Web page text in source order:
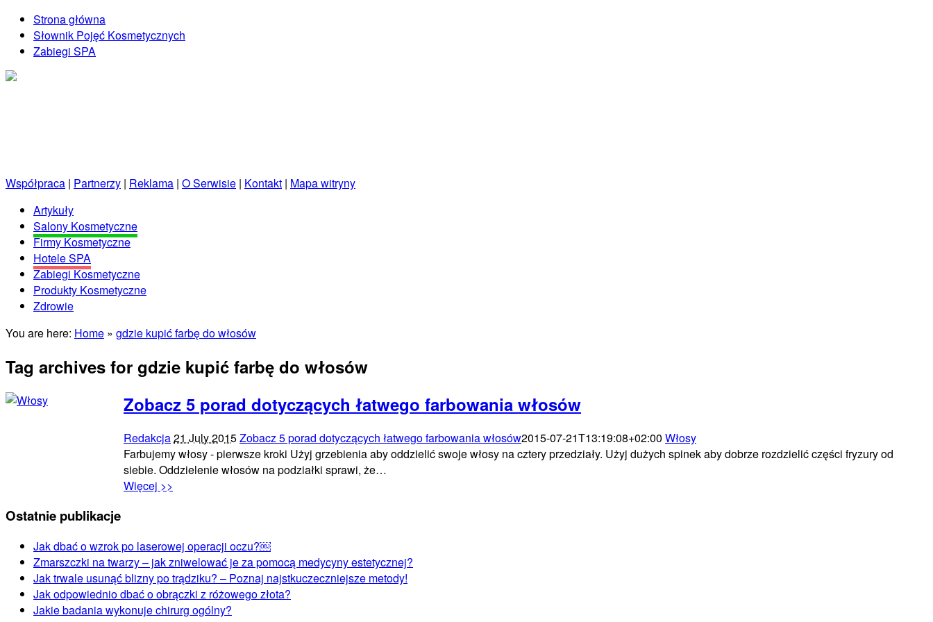
Strona główna
Słownik Pojęć Kosmetycznych
Zabiegi SPA
Współpraca | Partnerzy | Reklama | O Serwisie | Kontakt | Mapa witryny
Artykuły
Salony Kosmetyczne
Firmy Kosmetyczne
Hotele SPA
Zabiegi Kosmetyczne
Produkty Kosmetyczne
Zdrowie
You are here: Home » gdzie kupić farbę do włosów
Tag archives for gdzie kupić farbę do włosów
Zobacz 5 porad dotyczących łatwego farbowania włosów
Redakcja21 July 2015Zobacz 5 porad dotyczących łatwego farbowania włosów2015-07-21T13:19:08+02:00 Włosy
Farbujemy włosy - pierwsze kroki Użyj grzebienia aby oddzielić swoje włosy na cztery przedziały. Użyj dużych spinek aby dobrze rozdzielić części fryzury od
siebie. Oddzielenie włosów na podziałki sprawi, że…
Więcej >>
Ostatnie publikacje
Jak dbać o wzrok po laserowej operacji oczu?￼
Zmarszczki na twarzy – jak zniwelować je za pomocą medycyny estetycznej?
Jak trwale usunąć blizny po trądziku? – Poznaj najstkuczeczniejsze metody!
Jak odpowiednio dbać o obrączki z różowego złota?
Jakie badania wykonuje chirurg ogólny?